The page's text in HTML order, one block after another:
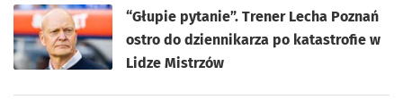
“Głupie pytanie”. Trener Lecha Poznań
ostro do dziennikarza po katastrofie w
Lidze Mistrzów